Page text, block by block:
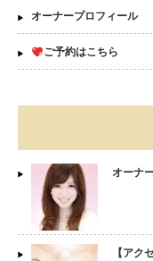
オーナープロフィール
ご予約はこちら
オーナ
【アク